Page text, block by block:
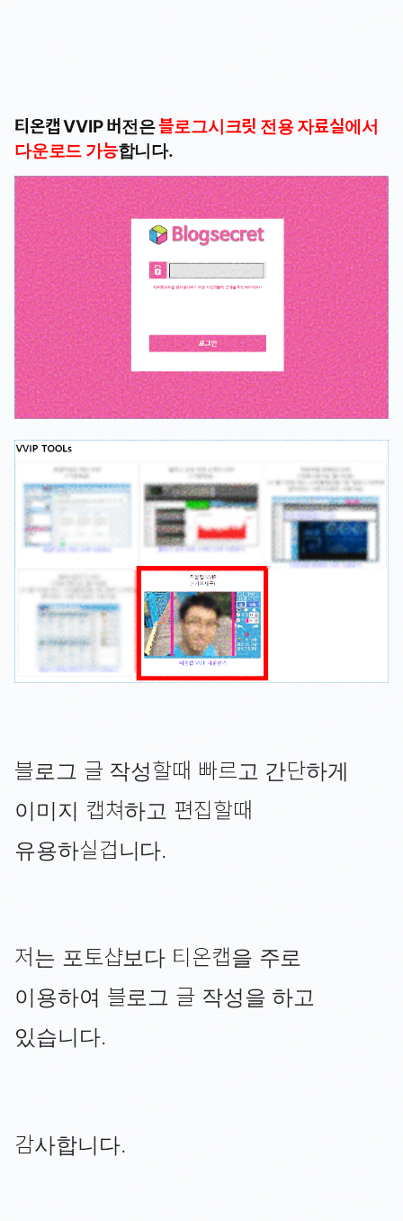
티온캡 VVIP 버전은블로그시크릿 전용 자료실에서
다운로드 가능합니다.
블로그 글 작성할때 빠르고 간단하게
이미지 캡쳐하고 편집할때
유용하실겁니다.
저는 포토샵보다 티온캡을 주로
이용하여 블로그 글 작성을 하고
있습니다.
감사합니다.